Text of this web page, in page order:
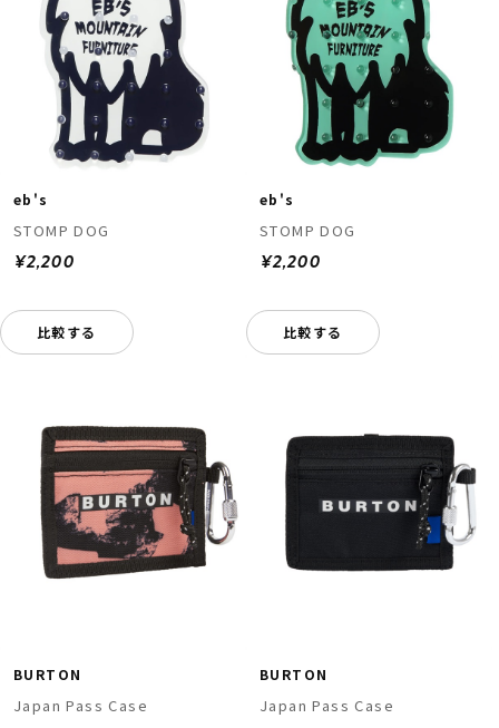
eb's
STOMP DOG
¥2,200
比較する
eb's
STOMP DOG
¥2,200
比較する
BURTON
Japan Pass Case
BURTON
Japan Pass Case